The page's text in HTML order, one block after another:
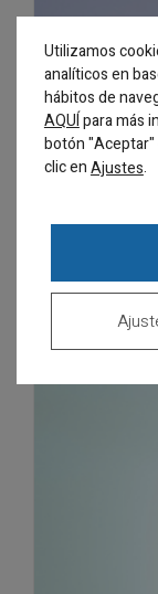
Utilizamos
analíticos en
hábitos de
AQUÍpara más
botón "Aceptar"
clic enAjustes.